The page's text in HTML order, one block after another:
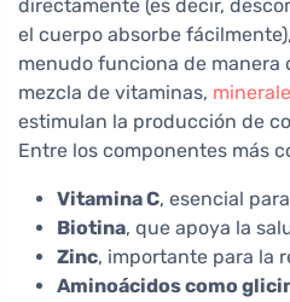
directamente (es decir,
el cuerpo absorbe
menudo funciona de manera
mezcla de vitaminas,
estimulan la producción de
Entre los componentes más
Vitamina C, esencial
Biotina, que apoya la
Zinc, importante para la
Aminoácidos como